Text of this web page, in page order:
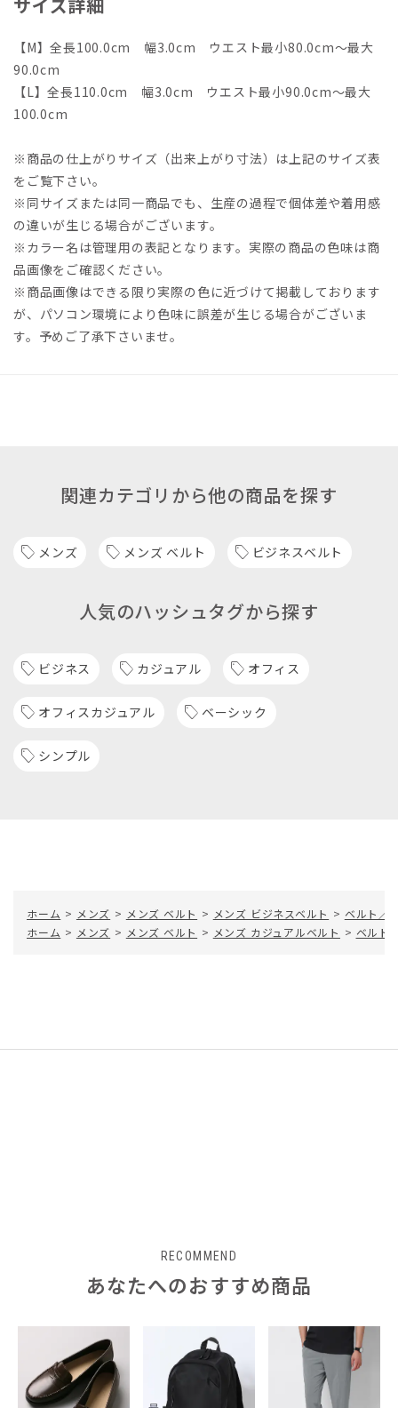
【M】全長100.0cm 幅3.0cm ウエスト最小80.0cm～最大
90.0cm
【L】全長110.0cm 幅3.0cm ウエスト最小90.0cm～最大
100.0cm
※商品の仕上がりサイズ（出来上がり寸法）は上記のサイズ表
をご覧下さい。
※同サイズまたは同一商品でも、生産の過程で個体差や着用感
の違いが生じる場合がございます。
※カラー名は管理用の表記となります。実際の商品の色味は商
品画像をご確認ください。
※商品画像はできる限り実際の色に近づけて掲載しております
が、パソコン環境により色味に誤差が生じる場合がございま
す。予めご了承下さいませ。
関連カテゴリから他の商品を探す
メンズ メンズ ベルト ビジネスベルト
人気のハッシュタグから探す
ビジネス カジュアル オフィス
オフィスカジュアル ベーシック
シンプル
ホーム > メンズ > メンズ ベルト > メンズ ビジネスベルト > ベルト／
ホーム > メンズ > メンズ ベルト > メンズ カジュアルベルト > ベルト
RECOMMEND
あなたへのおすすめ商品